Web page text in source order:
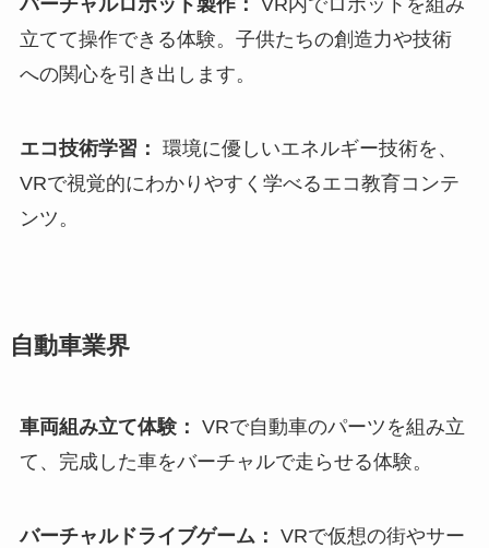
立てて操作できる体験。子供たちの創造力や技術
への関心を引き出します。
エコ技術学習： 環境に優しいエネルギー技術を、
VRで視覚的にわかりやすく学べるエコ教育コンテ
ンツ。
自動車業界
車両組み立て体験： VRで自動車のパーツを組み立
て、完成した車をバーチャルで走らせる体験。
バーチャルドライブゲーム： VRで仮想の街やサー